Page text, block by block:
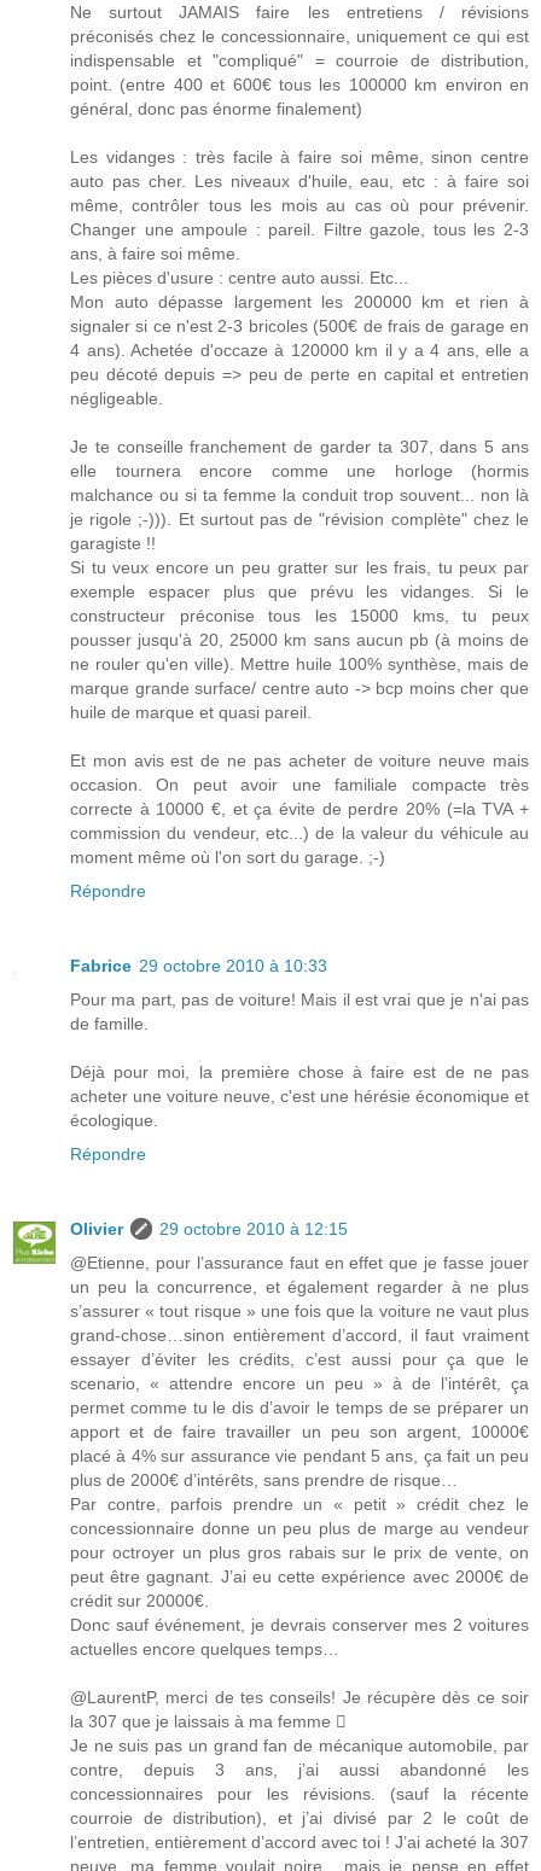
Ne surtout JAMAIS faire les entretiens / révisions
préconisés chez le concessionnaire, uniquement ce qui est
indispensable et "compliqué" = courroie de distribution,
point. (entre 400 et 600€ tous les 100000 km environ en
général, donc pas énorme finalement)
Les vidanges : très facile à faire soi même, sinon centre
auto pas cher. Les niveaux d'huile, eau, etc : à faire soi
même, contrôler tous les mois au cas où pour prévenir.
Changer une ampoule : pareil. Filtre gazole, tous les 2-3
ans, à faire soi même.
Les pièces d'usure : centre auto aussi. Etc...
Mon auto dépasse largement les 200000 km et rien à
signaler si ce n'est 2-3 bricoles (500€ de frais de garage en
4 ans). Achetée d'occaze à 120000 km il y a 4 ans, elle a
peu décoté depuis => peu de perte en capital et entretien
négligeable.
Je te conseille franchement de garder ta 307, dans 5 ans
elle tournera encore comme une horloge (hormis
malchance ou si ta femme la conduit trop souvent... non là
je rigole ;-))). Et surtout pas de "révision complète" chez le
garagiste !!
Si tu veux encore un peu gratter sur les frais, tu peux par
exemple espacer plus que prévu les vidanges. Si le
constructeur préconise tous les 15000 kms, tu peux
pousser jusqu'à 20, 25000 km sans aucun pb (à moins de
ne rouler qu'en ville). Mettre huile 100% synthèse, mais de
marque grande surface/ centre auto -> bcp moins cher que
huile de marque et quasi pareil.
Et mon avis est de ne pas acheter de voiture neuve mais
occasion. On peut avoir une familiale compacte très
correcte à 10000 €, et ça évite de perdre 20% (=la TVA +
commission du vendeur, etc...) de la valeur du véhicule au
moment même où l'on sort du garage. ;-)
Répondre
Fabrice 29 octobre 2010 à 10:33
Pour ma part, pas de voiture! Mais il est vrai que je n'ai pas
de famille.
Déjà pour moi, la première chose à faire est de ne pas
acheter une voiture neuve, c'est une hérésie économique et
écologique.
Répondre
Olivier
29 octobre 2010 à 12:15
@Etienne, pour l’assurance faut en effet que je fasse jouer
un peu la concurrence, et également regarder à ne plus
s’assurer « tout risque » une fois que la voiture ne vaut plus
grand-chose…sinon entièrement d’accord, il faut vraiment
essayer d’éviter les crédits, c’est aussi pour ça que le
scenario, « attendre encore un peu » à de l’intérêt, ça
permet comme tu le dis d’avoir le temps de se préparer un
apport et de faire travailler un peu son argent, 10000€
placé à 4% sur assurance vie pendant 5 ans, ça fait un peu
plus de 2000€ d’intérêts, sans prendre de risque…
Par contre, parfois prendre un « petit » crédit chez le
concessionnaire donne un peu plus de marge au vendeur
pour octroyer un plus gros rabais sur le prix de vente, on
peut être gagnant. J’ai eu cette expérience avec 2000€ de
crédit sur 20000€.
Donc sauf événement, je devrais conserver mes 2 voitures
actuelles encore quelques temps…
@LaurentP, merci de tes conseils! Je récupère dès ce soir
la 307 que je laissais à ma femme 
Je ne suis pas un grand fan de mécanique automobile, par
contre, depuis 3 ans, j’ai aussi abandonné les
concessionnaires pour les révisions. (sauf la récente
courroie de distribution), et j’ai divisé par 2 le coût de
l’entretien, entièrement d’accord avec toi ! J’ai acheté la 307
neuve, ma femme voulait noire….mais je pense en effet